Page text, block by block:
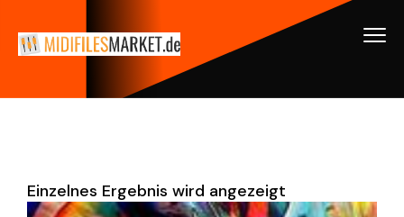
Einzelnes Ergebnis wird angezeigt